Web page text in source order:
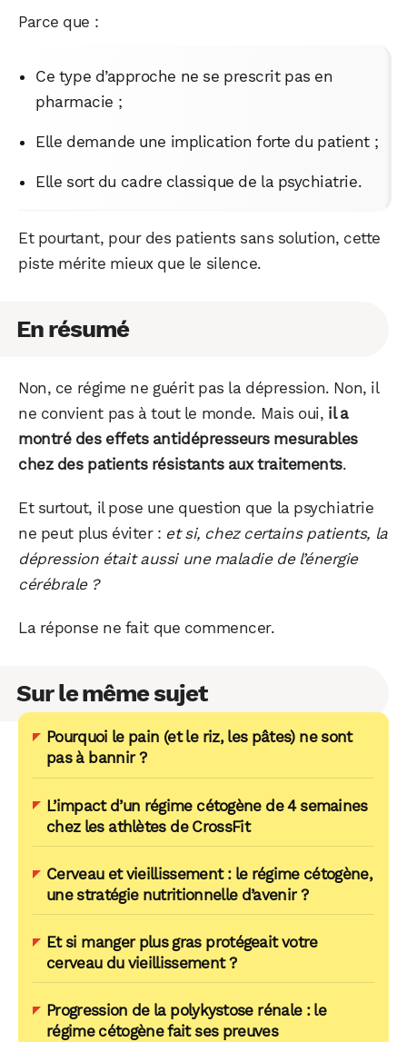
Parce que :
Ce type d’approche ne se prescrit pas en
pharmacie ;
Elle demande une implication forte du patient ;
Elle sort du cadre classique de la psychiatrie.
Et pourtant, pour des patients sans solution, cette
piste mérite mieux que le silence.
En résumé
Non, ce régime ne guérit pas la dépression. Non, il
ne convient pas à tout le monde. Mais oui, il a
montré des effets antidépresseurs mesurables
chez des patients résistants aux traitements.
Et surtout, il pose une question que la psychiatrie
ne peut plus éviter : et si, chez certains patients, la
dépression était aussi une maladie de l’énergie
cérébrale ?
La réponse ne fait que commencer.
Sur le même sujet
Pourquoi le pain (et le riz, les pâtes) ne sont
pas à bannir ?
L’impact d’un régime cétogène de 4 semaines
chez les athlètes de CrossFit
Cerveau et vieillissement : le régime cétogène,
une stratégie nutritionnelle d’avenir ?
Et si manger plus gras protégeait votre
cerveau du vieillissement ?
Progression de la polykystose rénale : le
régime cétogène fait ses preuves